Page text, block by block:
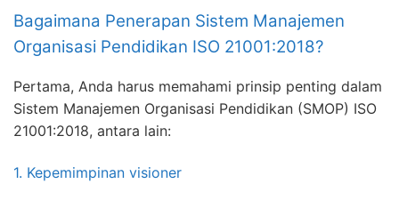
Bagaimana Penerapan Sistem Manajemen
Organisasi Pendidikan ISO 21001:2018?
Pertama, Anda harus memahami prinsip penting dalam
Sistem Manajemen Organisasi Pendidikan (SMOP) ISO
21001:2018, antara lain:
1. Kepemimpinan visioner